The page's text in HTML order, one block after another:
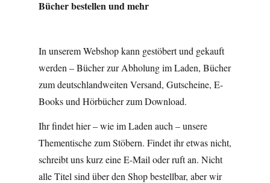
Bücher bestellen und mehr
In unserem Webshop kann gestöbert und gekauft
werden – Bücher zur Abholung im Laden, Bücher
zum deutschlandweiten Versand, Gutscheine, E-
Books und Hörbücher zum Download.
Ihr findet hier – wie im Laden auch – unsere
Thementische zum Stöbern. Findet ihr etwas nicht,
schreibt uns kurz eine E-Mail oder ruft an. Nicht
alle Titel sind über den Shop bestellbar, aber wir